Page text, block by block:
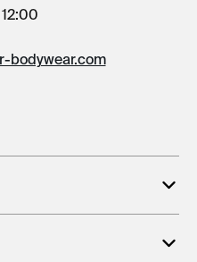
bodywear.com